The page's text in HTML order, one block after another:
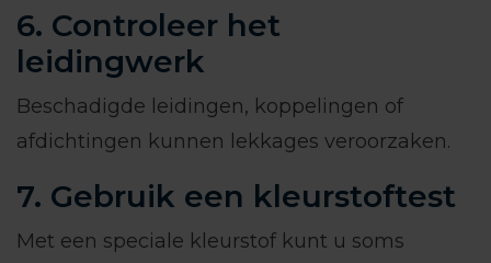
6. Controleer het
leidingwerk
Beschadigde leidingen, koppelingen of
afdichtingen kunnen lekkages veroorzaken.
7. Gebruik een kleurstoftest
Met een speciale kleurstof kunt u soms